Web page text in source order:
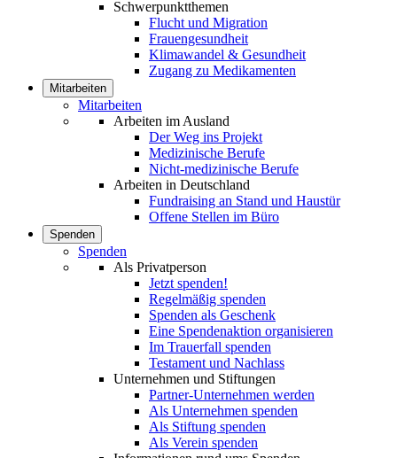
Schwerpunktthemen
Flucht und Migration
Frauengesundheit
Klimawandel & Gesundheit
Zugang zu Medikamenten
Mitarbeiten
Mitarbeiten
Arbeiten im Ausland
Der Weg ins Projekt
Medizinische Berufe
Nicht-medizinische Berufe
Arbeiten in Deutschland
Fundraising an Stand und Haustür
Offene Stellen im Büro
Spenden
Spenden
Als Privatperson
Jetzt spenden!
Regelmäßig spenden
Spenden als Geschenk
Eine Spendenaktion organisieren
Im Trauerfall spenden
Testament und Nachlass
Unternehmen und Stiftungen
Partner-Unternehmen werden
Als Unternehmen spenden
Als Stiftung spenden
Als Verein spenden